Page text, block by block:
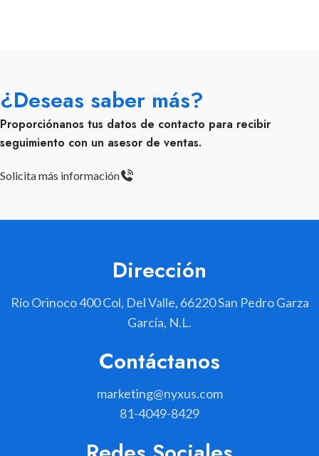
¿Deseas saber más?
Proporciónanos tus datos de contacto para recibir
seguimiento con un asesor de ventas.
Solicita más información
Dirección
Río Orinoco 400 Col, Del Valle, 66220 San Pedro Garza
García, N.L.
Contáctanos
marketing@nyxus.com
81-4049-8429